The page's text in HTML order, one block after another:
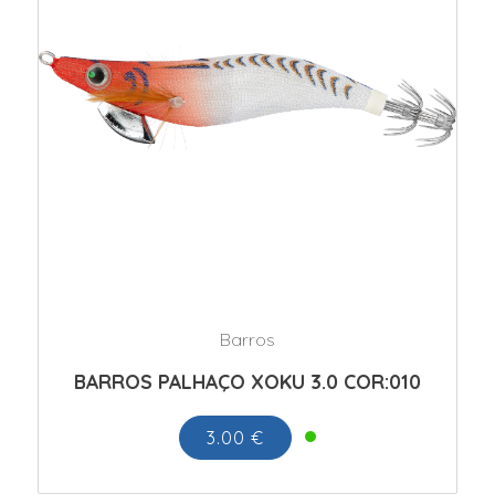
Barros
BARROS PALHAÇO XOKU 3.0 COR:010
3.00 €